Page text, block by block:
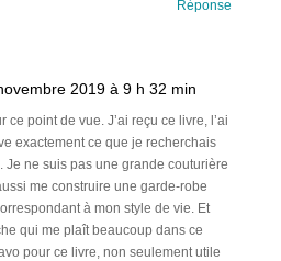
Réponse
2019 à 9 h 32 min
ce point de vue. J’ai reçu ce livre, l’ai
exactement ce que je recherchais
Je ne suis pas une grande couturière
me construire une garde-robe
à mon style de vie. Et
qui me plaît beaucoup dans ce
pour ce livre, non seulement utile